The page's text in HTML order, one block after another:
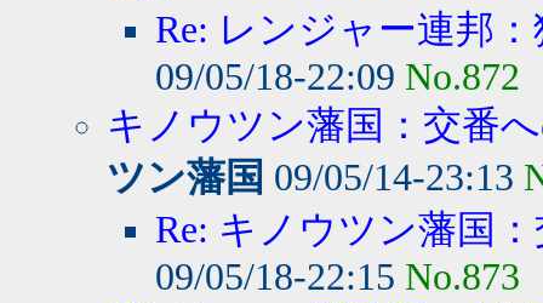
Re: レンジャー連邦
09/05/18-22:09 No.872
キノウツン藩国：交番
ツン藩国 09/05/14-23:13
Re: キノウツン藩国
09/05/18-22:15 No.873